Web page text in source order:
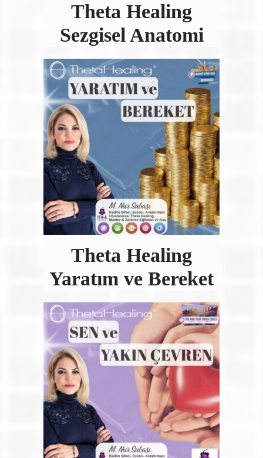
Theta Healing
Sezgisel Anatomi
Theta Healing
Yaratım ve Bereket